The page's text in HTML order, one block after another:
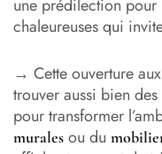
une prédilection pour
chaleureuses qui
→ Cette ouverture
trouver aussi bien des
pour transformer
murales ou du